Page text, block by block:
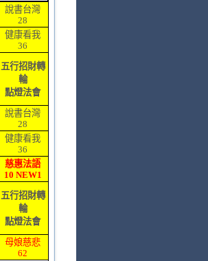
說書台灣
28
健康看我
36
五行招財轉
輪
點燈法會
說書台灣
28
健康看我
36
慈惠法語
10 NEW1
五行招財轉
輪
點燈法會
母娘慈悲
62